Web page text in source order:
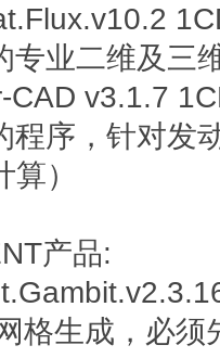
专业二维及三
CAD v3.1.7
程序，针对发
）
产品:
格生成，必